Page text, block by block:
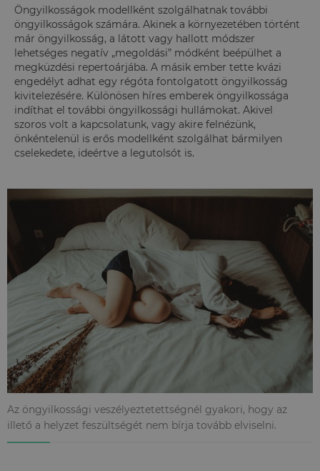
Öngyilkosságok modellként szolgálhatnak további
öngyilkosságok számára. Akinek a környezetében történt
már öngyilkosság, a látott vagy hallott módszer
lehetséges negatív „megoldási” módként beépülhet a
megküzdési repertoárjába. A másik ember tette kvázi
engedélyt adhat egy régóta fontolgatott öngyilkosság
kivitelezésére. Különösen híres emberek öngyilkossága
indíthat el további öngyilkossági hullámokat. Akivel
szoros volt a kapcsolatunk, vagy akire felnézünk,
önkéntelenül is erős modellként szolgálhat bármilyen
cselekedete, ideértve a legutolsót is.
Az öngyilkossági veszélyeztetettségnél gyakori, hogy az
illető a helyzet feszültségét nem bírja tovább elviselni.